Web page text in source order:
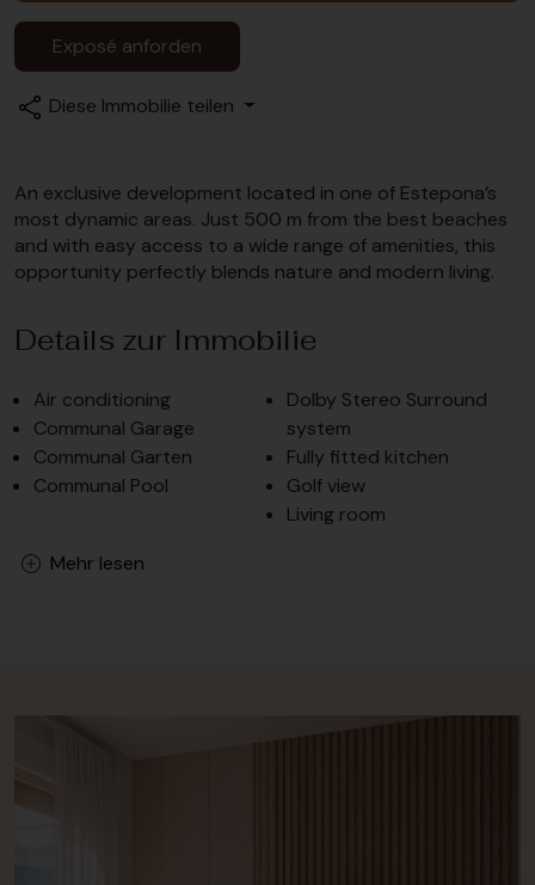
Exposé anforden
Diese Immobilie teilen
An exclusive development located in one of Estepona’s
most dynamic areas. Just 500 m from the best beaches
and with easy access to a wide range of amenities, this
opportunity perfectly blends nature and modern living.
Details zur Immobilie
Air conditioning
Communal Garage
Communal Garten
Communal Pool
Dolby Stereo Surround
system
Fully fitted kitchen
Golf view
Living room
Mehr lesen